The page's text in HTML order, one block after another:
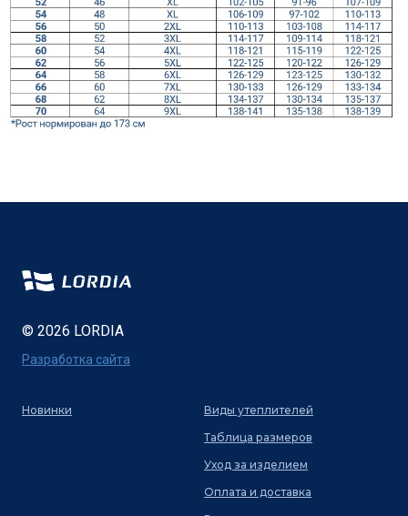
© 2026 LORDIA
Разработка сайта
Новинки
Виды утеплителей
Таблица размеров
Уход за изделием
Оплата и доставка